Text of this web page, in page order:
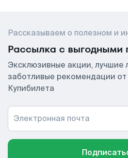
Рассказываем о полезном и
Рассылка с выгодными
Эксклюзивные акции, лучшие
заботливые рекомендации от
Купибилета
Электронная почта